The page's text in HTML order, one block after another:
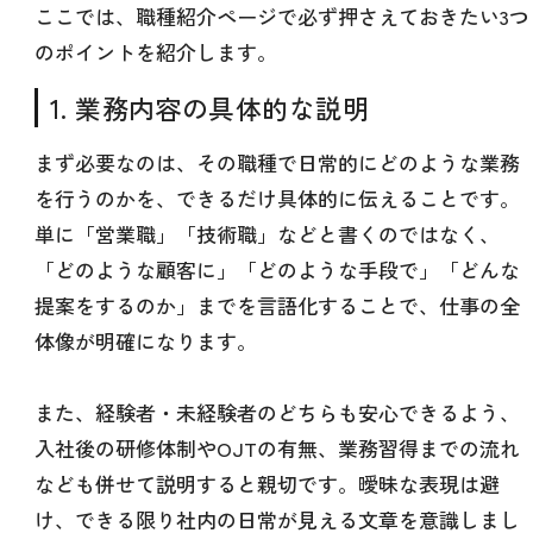
ここでは、職種紹介ページで必ず押さえておきたい3つ
のポイントを紹介します。
1. 業務内容の具体的な説明
まず必要なのは、その職種で日常的にどのような業務
を行うのかを、できるだけ具体的に伝えることです。
単に「営業職」「技術職」などと書くのではなく、
「どのような顧客に」「どのような手段で」「どんな
提案をするのか」までを言語化することで、仕事の全
体像が明確になります。
また、経験者・未経験者のどちらも安心できるよう、
入社後の研修体制やOJTの有無、業務習得までの流れ
なども併せて説明すると親切です。曖昧な表現は避
け、できる限り社内の日常が見える文章を意識しまし